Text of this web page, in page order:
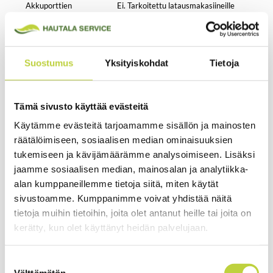
Suostumus Yksityiskohdat Tietoja
Tämä sivusto käyttää evästeitä
Käytämme evästeitä tarjoamamme sisällön ja mainosten
räätälöimiseen, sosiaalisen median ominaisuuksien
tukemiseen ja kävijämäärämme analysoimiseen. Lisäksi
jaamme sosiaalisen median, mainosalan ja analytiikka-
alan kumppaneillemme tietoja siitä, miten käytät
sivustoamme. Kumppanimme voivat yhdistää näitä
tietoja muihin tietoihin, joita olet antanut heille tai joita on
kerätty, kun olet käyttänyt heidän palvelujaan.
Akkuporttien
Ei. Tarkoitettu latausmakasiineille
Maksimi latausvirta 22A
30A akkumäärän
latausaika
n. 90min
40A akkumäärän
latausaika
n. 120min
48A akkumäärän
latausaika
n. 140min
60A akkumäärän
n. 180min